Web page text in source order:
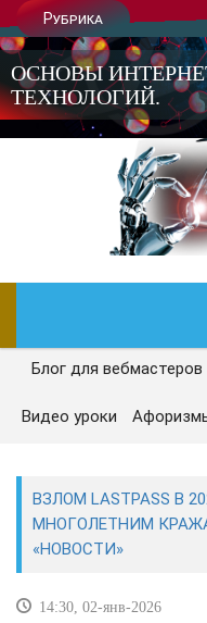
Рубрика
ОСНОВЫ
ТЕХНОЛОГИЙ.
ГЛАВНАЯ
СЕГОДНЯ
Блог для вебмастеров
Видео уроки
ВЗЛОМ LASTPASS В
МНОГОЛЕТНИМ
«НОВОСТИ»
14:30, 02-янв-2026